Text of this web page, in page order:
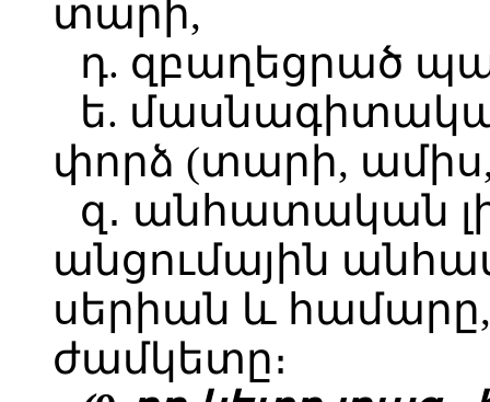
տարի,
դ. զբաղեցրած
ե.
փորձ (տարի,
զ․ անհատական
անցումային
սերիան և համարը,
ժամկետը։